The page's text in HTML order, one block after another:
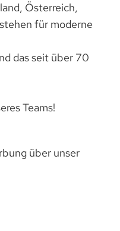
Österreich,
für moderne
das seit über 70
Teams!
über unser